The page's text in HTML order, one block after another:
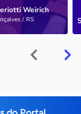
Weirich
/ RS